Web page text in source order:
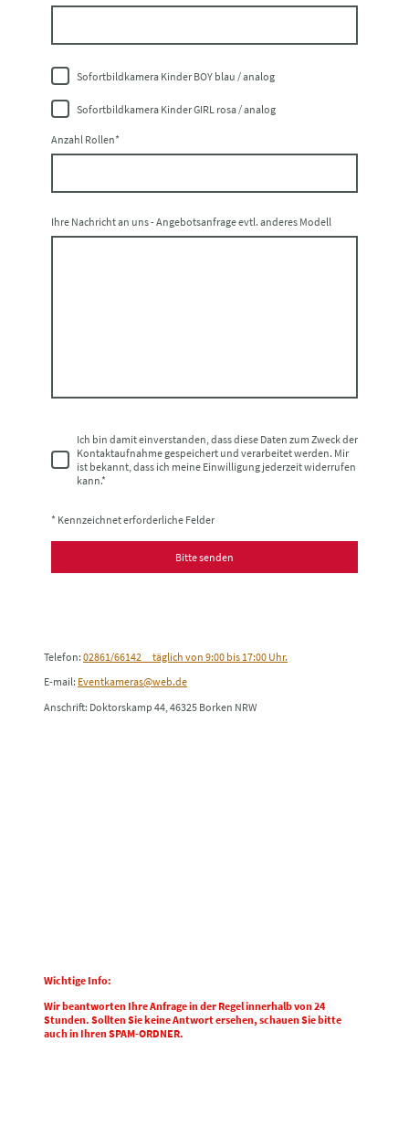
Sofortbildkamera Kinder BOY blau / analog
Sofortbildkamera Kinder GIRL rosa / analog
Anzahl Rollen*
Ihre Nachricht an uns - Angebotsanfrage evtl. anderes Modell
Ich bin damit einverstanden, dass diese Daten zum Zweck der
Kontaktaufnahme gespeichert und verarbeitet werden. Mir
ist bekannt, dass ich meine Einwilligung jederzeit widerrufen
kann.*
* Kennzeichnet erforderliche Felder
Bitte senden
Telefon: 02861/66142 täglich von 9:00 bis 17:00 Uhr.
E-mail: Eventkameras@web.de
Anschrift: Doktorskamp 44, 46325 Borken NRW
Wichtige Info:
Wir beantworten Ihre Anfrage in der Regel innerhalb von 24
Stunden. Sollten Sie keine Antwort ersehen, schauen Sie bitte
auch in Ihren SPAM-ORDNER.